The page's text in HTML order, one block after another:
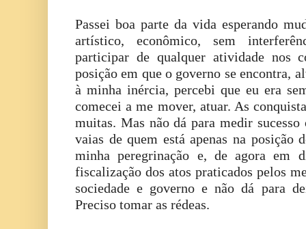
Passei boa parte da vida esperando
artístico, econômico, sem
participar de qualquer atividade nos
posição em que o governo se encontra,
à minha inércia, percebi que eu era
comecei a me mover, atuar. As
muitas. Mas não dá para medir
vaias de quem está apenas na posição
minha peregrinação e, de agora em
fiscalização dos atos praticados pelos
sociedade e governo e não dá para
Preciso tomar as rédeas.